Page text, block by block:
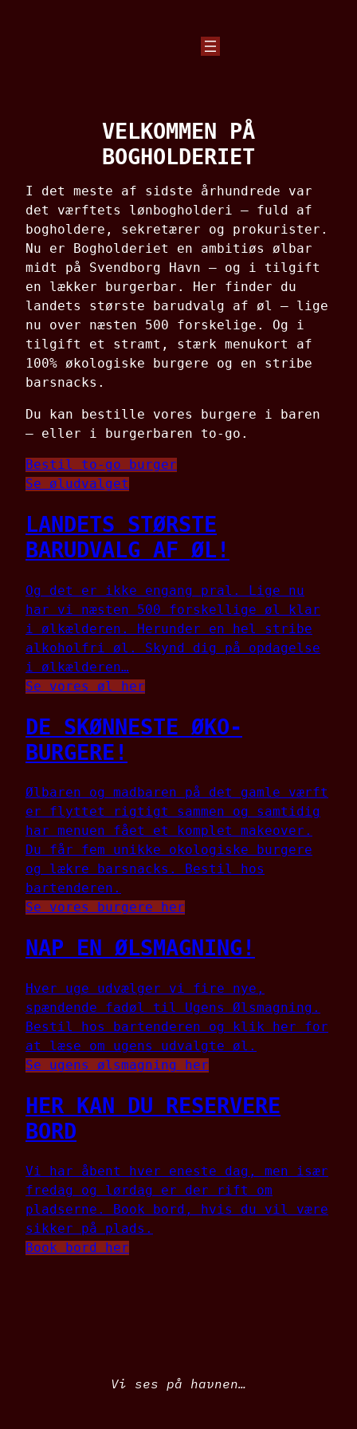
VELKOMMEN PÅ
BOGHOLDERIET
I det meste af sidste århundrede var
det værftets lønbogholderi – fuld af
bogholdere, sekretærer og prokurister.
Nu er Bogholderiet en ambitiøs ølbar
midt på Svendborg Havn – og i tilgift
en lækker burgerbar. Her finder du
landets største barudvalg af øl – lige
nu over næsten 500 forskelige. Og i
tilgift et stramt, stærk menukort af
100% økologiske burgere og en stribe
barsnacks.
Du kan bestille vores burgere i baren
– eller i burgerbaren to-go.
Bestil to-go burger
Se øludvalget
LANDETS STØRSTE
BARUDVALG AF ØL!
Og det er ikke engang pral. Lige nu
har vi næsten 500 forskellige øl klar
i ølkælderen. Herunder en hel stribe
alkoholfri øl. Skynd dig på opdagelse
i ølkælderen…
Se vores øl her
DE SKØNNESTE ØKO-
BURGERE!
Ølbaren og madbaren på det gamle værft
er flyttet rigtigt sammen og samtidig
har menuen fået et komplet makeover.
Du får fem unikke okologiske burgere
og lækre barsnacks. Bestil hos
bartenderen.
Se vores burgere her
NAP EN ØLSMAGNING!
Hver uge udvælger vi fire nye,
spændende fadøl til Ugens Ølsmagning.
Bestil hos bartenderen og klik her for
at læse om ugens udvalgte øl.
Se ugens ølsmagning her
HER KAN DU RESERVERE
BORD
Vi har åbent hver eneste dag, men især
fredag og lørdag er der rift om
pladserne. Book bord, hvis du vil være
sikker på plads.
Book bord her
Vi ses på havnen…